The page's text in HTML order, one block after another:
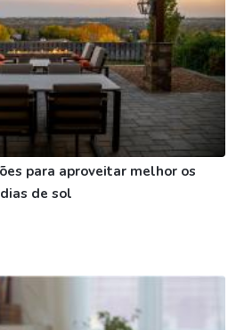
para aproveitar melhor os
de sol